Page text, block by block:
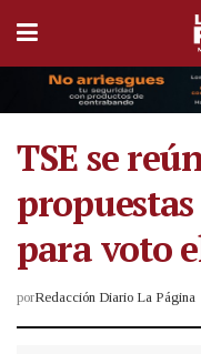
TSE se
para voto
porRedacción Diario La Página